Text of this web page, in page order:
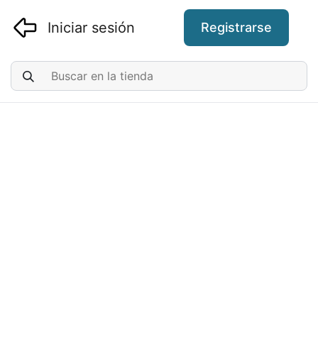
Iniciar sesión Registrarse